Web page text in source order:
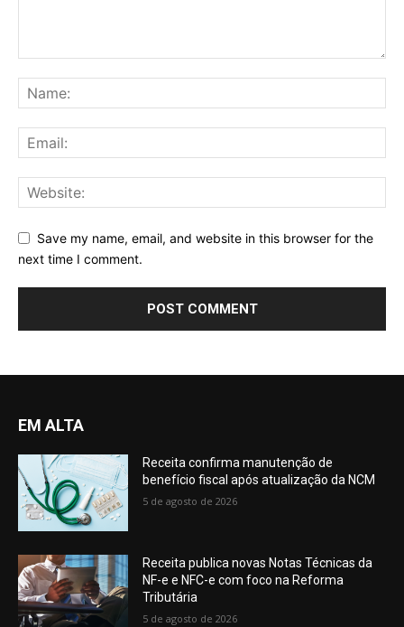
Save my name, email, and website in this browser for the
next time I comment.
EM ALTA
Receita confirma manutenção de
benefício fiscal após atualização da NCM
5 de agosto de 2026
Receita publica novas Notas Técnicas da
NF-e e NFC-e com foco na Reforma
Tributária
5 de agosto de 2026